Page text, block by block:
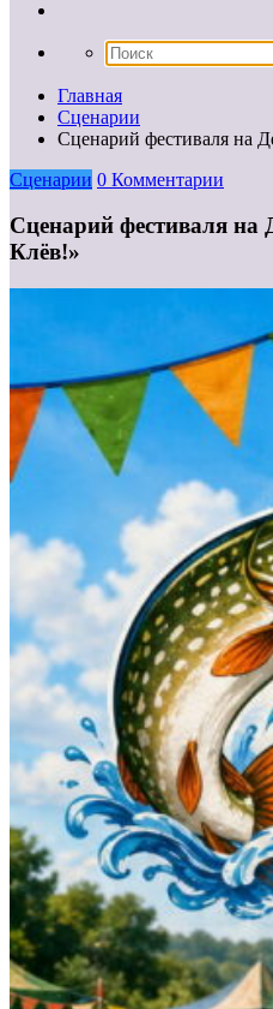
Главная
Сценарии
Сценарий фестиваля на
Сценарии 0 Комментарии
Сценарий фестиваля
Клёв!»